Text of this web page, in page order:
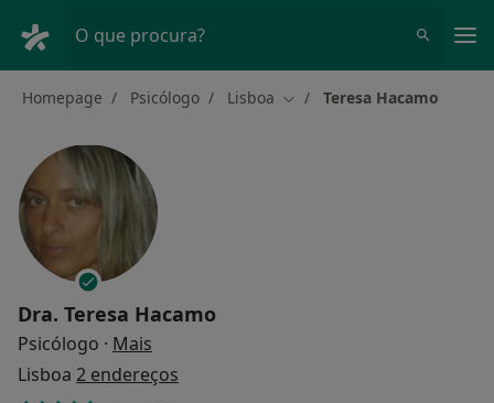
O que procura?
Homepage Psicólogo Lisboa Mudar de cidade
Teresa Hacamo
Dra. Teresa Hacamo
Psicólogo · Mais
Lisboa 2 endereços